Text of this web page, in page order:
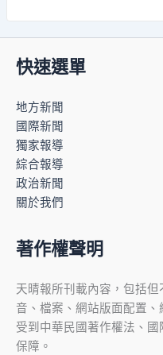
快速選單
地方新聞
國際新聞
獨家報導
綜合報導
政治新聞
關於我們
著作權聲明
天晴報所刊載內容，包括
音、檔案、網站版面配置、
受到中華民國著作權法、
保障。